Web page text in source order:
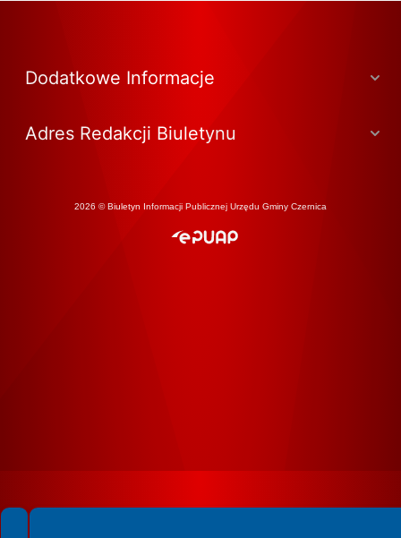
Dodatkowe Informacje
Adres Redakcji Biuletynu
2026 © Biuletyn Informacji Publicznej Urzędu Gminy Czernica
Spełniamy standardy WCAG 2.2
Spełniamy standardy W3C